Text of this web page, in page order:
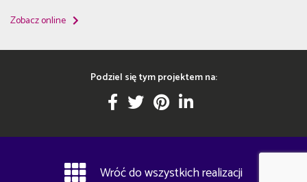
Zobacz online
Podziel się tym projektem na:
Wróć do wszystkich realizacji